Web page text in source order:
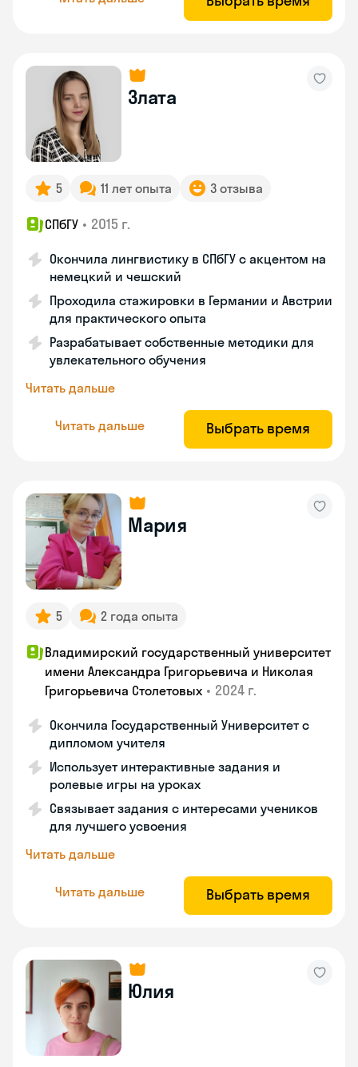
Злата
5 11 лет опыта 3 отзыва
СПбГУ • 2015 г.
Окончила лингвистику в СПбГУ с акцентом на
немецкий и чешский
Проходила стажировки в Германии и Австрии
для практического опыта
Разрабатывает собственные методики для
увлекательного обучения
Читать дальше
Читать дальше Выбрать время
Мария
5 2 года опыта
Владимирский государственный университет
имени Александра Григорьевича и Николая
Григорьевича Столетовых • 2024 г.
Окончила Государственный Университет с
дипломом учителя
Использует интерактивные задания и
ролевые игры на уроках
Связывает задания с интересами учеников
для лучшего усвоения
Читать дальше
Читать дальше Выбрать время
Юлия